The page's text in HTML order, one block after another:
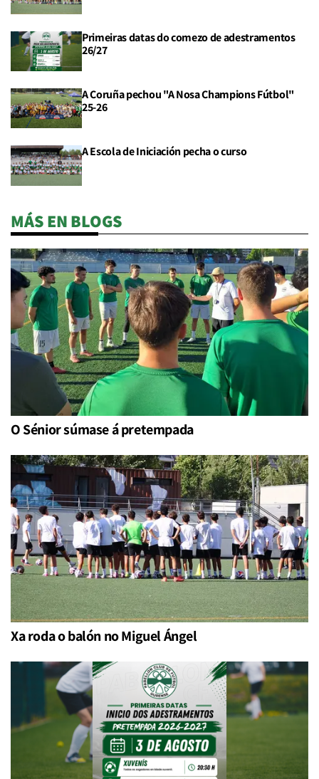
Primeiras datas do comezo de adestramentos
26/27
A Coruña pechou "A Nosa Champions Fútbol"
25-26
A Escola de Iniciación pecha o curso
MÁS EN BLOGS
O Sénior súmase á pretempada
Xa roda o balón no Miguel Ángel